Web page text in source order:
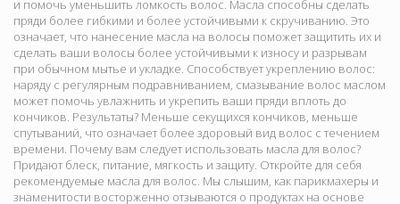
и помочь уменьшить ломкость волос. Масла способны сделать
пряди более гибкими и более устойчивыми к скручиванию. Это
означает, что нанесение масла на волосы поможет защитить их и
сделать ваши волосы более устойчивыми к износу и разрывам
при обычном мытье и укладке. Способствует укреплению волос:
наряду с регулярным подравниванием, смазывание волос маслом
может помочь увлажнить и укрепить ваши пряди вплоть до
кончиков. Результаты? Меньше секущихся кончиков, меньше
спутываний, что означает более здоровый вид волос с течением
времени. Почему вам следует использовать масла для волос?
Придают блеск, питание, мягкость и защиту. Откройте для себя
рекомендуемые масла для волос. Мы слышим, как парикмахеры и
знаменитости восторженно отзываются о продуктах на основе